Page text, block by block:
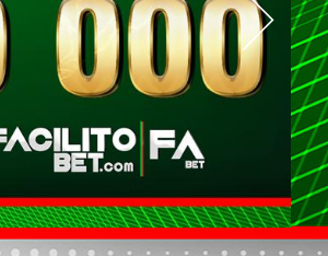
Como Jugar BingoReglas Generales